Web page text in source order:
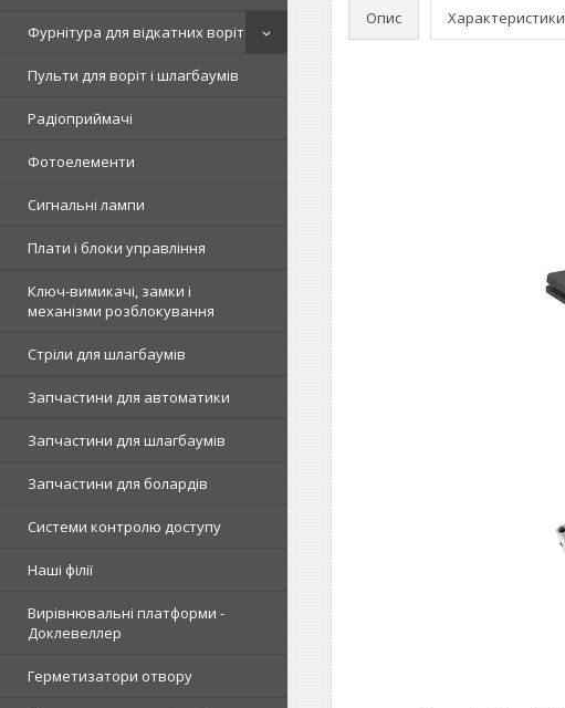
Фурнітура для відкатних воріт
Пульти для воріт і шлагбаумів
Радіоприймачі
Фотоелементи
Сигнальні лампи
Плати і блоки управління
Ключ-вимикачі, замки і
механізми розблокування
Стріли для шлагбаумів
Запчастини для автоматики
Запчастини для шлагбаумів
Запчастини для болардів
Системи контролю доступу
Наші філії
Вирівнювальні платформи -
Доклевеллер
Герметизатори отвору
Опис Характеристики